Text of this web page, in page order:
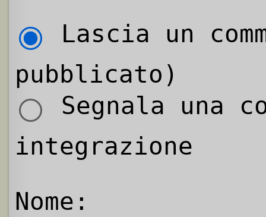
Lascia un
pubblicato)
Segnala una
integrazione
Nome: